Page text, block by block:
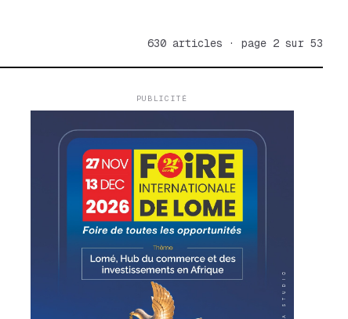
630 articles · page 2 sur 53
PUBLICITÉ